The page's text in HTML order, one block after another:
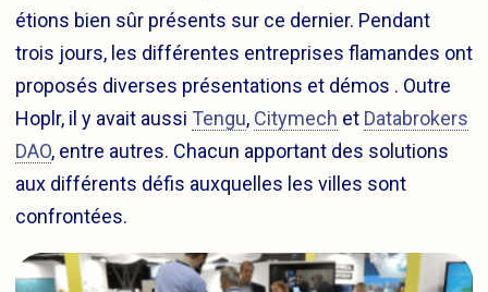
étions bien sûr présents sur ce dernier. Pendant
trois jours, les différentes entreprises flamandes ont
proposés diverses présentations et démos . Outre
Hoplr, il y avait aussi Tengu, Citymech et Databrokers
DAO, entre autres. Chacun apportant des solutions
aux différents défis auxquelles les villes sont
confrontées.